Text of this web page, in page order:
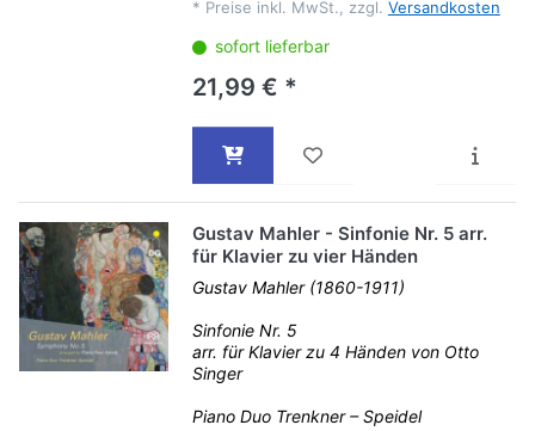
* Preise inkl. MwSt., zzgl. Versandkosten
sofort lieferbar
21,99 € *
Gustav Mahler - Sinfonie Nr. 5 arr.
für Klavier zu vier Händen
Gustav Mahler (1860-1911)
Sinfonie Nr. 5
arr. für Klavier zu 4 Händen von Otto
Singer
Piano Duo Trenkner – Speidel